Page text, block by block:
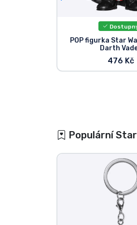
POP figurka Star
Darth
476 Kč
Populární